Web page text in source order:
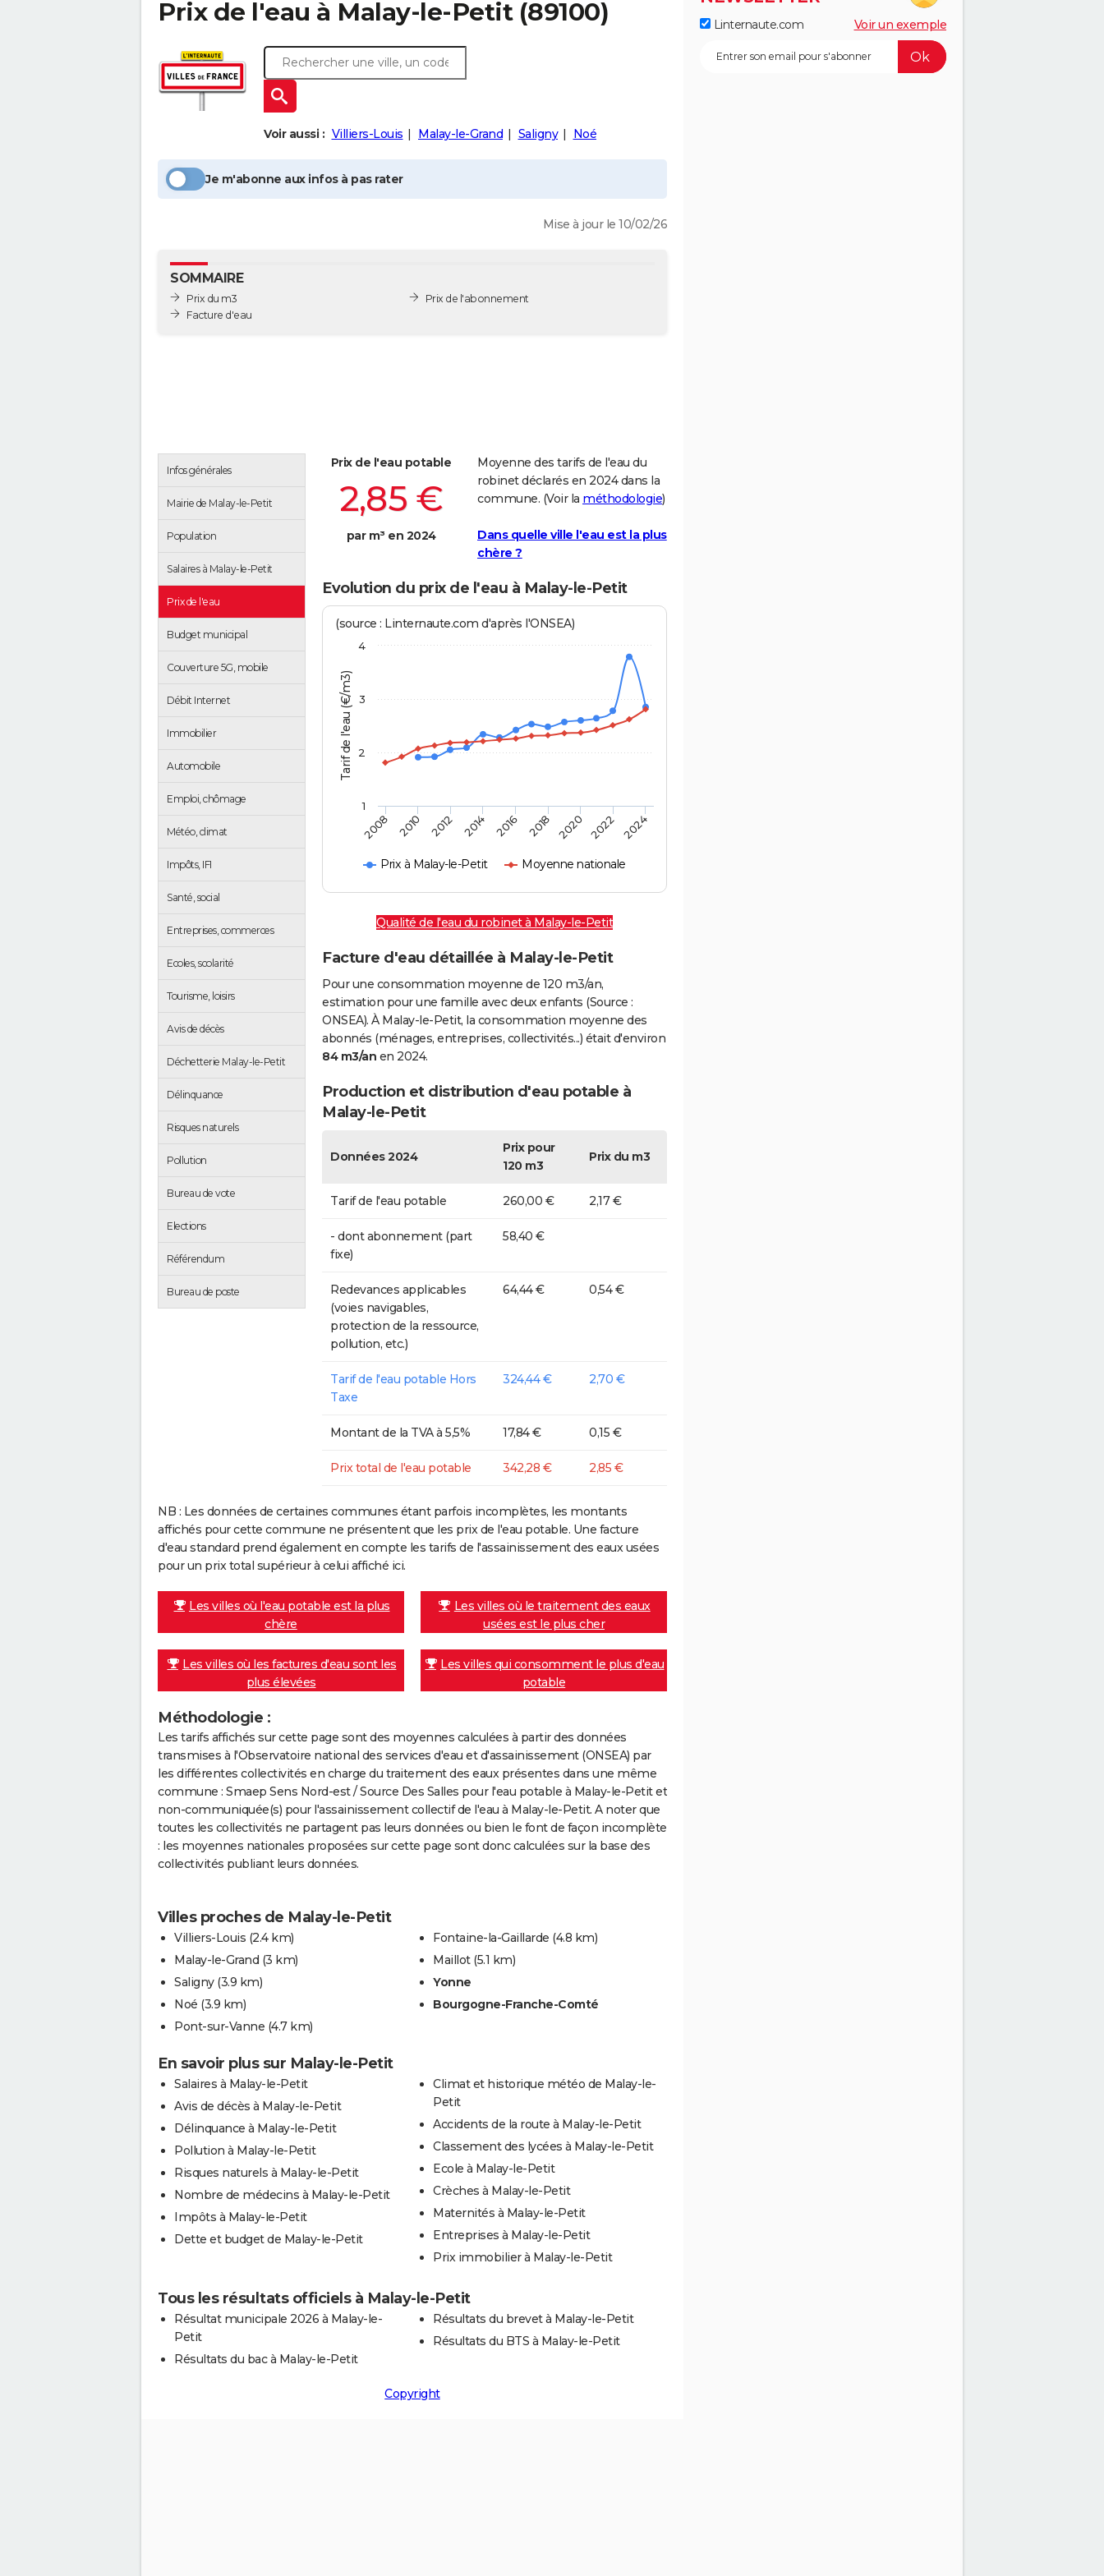
Prix de l'eau à Malay-le-Petit(89100)
Voir aussi : Villiers-Louis Malay-le-Grand Saligny Noé
Je m'abonne aux infos à pas rater
Mise à jour le 10/02/26
SOMMAIRE
Prix du m3
Facture d'eau
Prix de l'abonnement
Infos générales
Mairie de Malay-le-Petit
Population
Salaires à Malay-le-Petit
Prix de l'eau
Budget municipal
Couverture 5G, mobile
Débit Internet
Immobilier
Automobile
Emploi, chômage
Météo, climat
Impôts, IFI
Santé, social
Entreprises, commerces
Ecoles, scolarité
Tourisme, loisirs
Avis de décès
Déchetterie Malay-le-Petit
Délinquance
Risques naturels
Pollution
Bureau de vote
Elections
Référendum
Bureau de poste
Prix de l'eau potable
2,85 €
par m³ en 2024
Moyenne des tarifs de l'eau du
robinet déclarés en 2024 dans la
commune. (Voir la méthodologie)
Dans quelle ville l'eau est la plus
chère ?
Evolution du prix de l'eau à Malay-le-Petit
Tarif de l'eau (€/m3)
(source : Linternaute.com d'après l'ONSEA)
Prix à Malay-le-Petit Moyenne nationale
2008 2010 2012 2014 2016 2018 2020 2022 2024
2
3
4
1
Qualité de l'eau du robinet à Malay-le-Petit
Facture d'eau détaillée à Malay-le-Petit
Pour une consommation moyenne de 120 m3/an,
estimation pour une famille avec deux enfants (Source :
ONSEA). À Malay-le-Petit, la consommation moyenne des
abonnés (ménages, entreprises, collectivités...) était d'environ
84 m3/an en 2024.
Production et distribution d'eau potable à
Malay-le-Petit
Données 2024
Prix pour
120 m3
Prix du m3
Tarif de l'eau potable 260,00 € 2,17 €
- dont abonnement (part
fixe)
58,40 €
Redevances applicables
(voies navigables,
protection de la ressource,
pollution, etc.)
64,44 € 0,54 €
Tarif de l'eau potable Hors
Taxe
324,44 € 2,70 €
Montant de la TVA à 5,5% 17,84 € 0,15 €
Prix total de l'eau potable 342,28 € 2,85 €
NB : Les données de certaines communes étant parfois incomplètes, les montants
affichés pour cette commune ne présentent que les prix de l'eau potable. Une facture
d'eau standard prend également en compte les tarifs de l'assainissement des eaux usées
pour un prix total supérieur à celui affiché ici.
Les villes où l'eau potable est la plus
chère
Les villes où le traitement des eaux
usées est le plus cher
Les villes où les factures d'eau sont les
plus élevées
Les villes qui consomment le plus d'eau
potable
Méthodologie :
Les tarifs affichés sur cette page sont des moyennes calculées à partir des données
transmises à l'Observatoire national des services d'eau et d'assainissement (ONSEA) par
les différentes collectivités en charge du traitement des eaux présentes dans une même
commune : Smaep Sens Nord-est / Source Des Salles pour l'eau potable à Malay-le-Petit et
non-communiquée(s) pour l'assainissement collectif de l'eau à Malay-le-Petit. A noter que
toutes les collectivités ne partagent pas leurs données ou bien le font de façon incomplète
: les moyennes nationales proposées sur cette page sont donc calculées sur la base des
collectivités publiant leurs données.
Villes proches de Malay-le-Petit
Villiers-Louis (2.4 km)
Malay-le-Grand (3 km)
Saligny (3.9 km)
Noé (3.9 km)
Pont-sur-Vanne (4.7 km)
Fontaine-la-Gaillarde (4.8 km)
Maillot (5.1 km)
Yonne
Bourgogne-Franche-Comté
En savoir plus sur Malay-le-Petit
Salaires à Malay-le-Petit
Avis de décès à Malay-le-Petit
Délinquance à Malay-le-Petit
Pollution à Malay-le-Petit
Risques naturels à Malay-le-Petit
Nombre de médecins à Malay-le-Petit
Impôts à Malay-le-Petit
Dette et budget de Malay-le-Petit
Climat et historique météo de Malay-le-
Petit
Accidents de la route à Malay-le-Petit
Classement des lycées à Malay-le-Petit
Ecole à Malay-le-Petit
Crèches à Malay-le-Petit
Maternités à Malay-le-Petit
Entreprises à Malay-le-Petit
Prix immobilier à Malay-le-Petit
Tous les résultats officiels à Malay-le-Petit
Résultat municipale 2026 à Malay-le-
Petit
Résultats du bac à Malay-le-Petit
Résultats du brevet à Malay-le-Petit
Résultats du BTS à Malay-le-Petit
Copyright
Linternaute.com Voir un exemple